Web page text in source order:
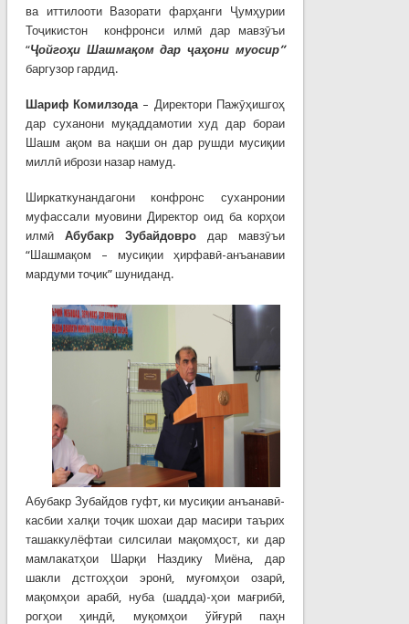
ва иттилооти Вазорати фарҳанги Ҷумҳурии
Тоҷикистон конфронси илмӣ дар мавзӯъи
“Ҷойгоҳи Шашмақом дар ҷаҳони муосир”
баргузор гардид.
Шариф Комилзода – Директори Пажӯҳишгоҳ
дар суханони муқаддамотии худ дар бораи
Шашм ақом ва нақши он дар рушди мусиқии
миллӣ ибрози назар намуд.
Ширкаткунандагони конфронс суханронии
муфассали муовини Директор оид ба корҳои
илмӣ Абубакр Зубайдовродар мавзӯъи
“Шашмақом – мусиқии ҳирфавӣ-анъанавии
мардуми тоҷик” шуниданд.
Абубакр Зубайдов гуфт, ки мусиқии анъанавӣ-
касбии халқи тоҷик шохаи дар масири таърих
ташаккулёфтаи силсилаи мақомҳост, ки дар
мамлакатҳои Шарқи Наздику Миёна, дар
шакли дстгоҳҳои эронӣ, муғомҳои озарӣ,
мақомҳои арабӣ, нуба (шадда)-ҳои мағрибӣ,
рогҳои ҳиндӣ, муқомҳои ўйғурӣ паҳн